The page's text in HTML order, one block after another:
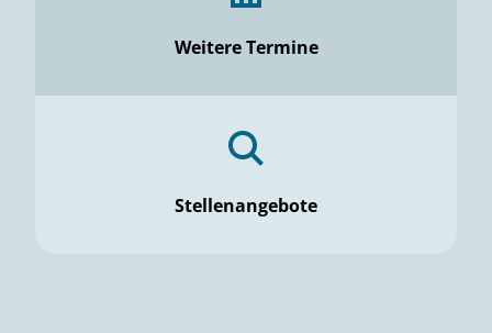
Weitere Termine
Stellenangebote